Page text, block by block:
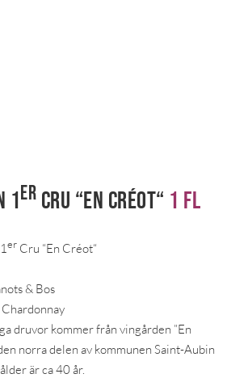
1er Cru “En Créot“ 1 fl
erCru “En Créot“
& Bos
druvor kommer från vingården ”En
norra delen av kommunen Saint-Aubin
är ca 40 år.